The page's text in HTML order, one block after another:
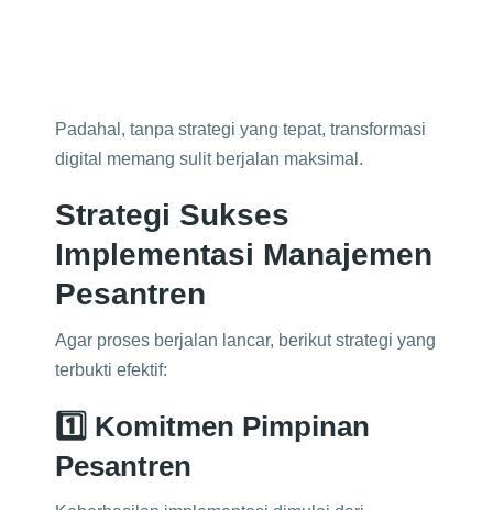
Padahal, tanpa strategi yang tepat, transformasi
digital memang sulit berjalan maksimal.
Strategi Sukses
Implementasi Manajemen
Pesantren
Agar proses berjalan lancar, berikut strategi yang
terbukti efektif:
1️⃣ Komitmen Pimpinan
Pesantren